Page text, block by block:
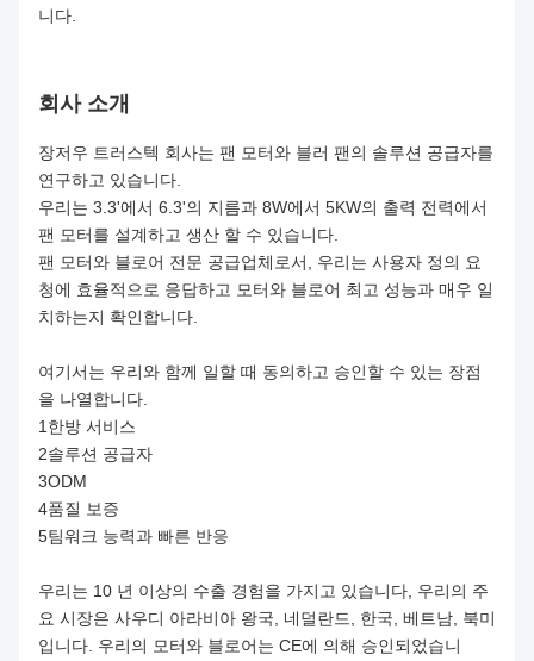
니다.
회사 소개
장저우 트러스텍 회사는 팬 모터와 블러 팬의 솔루션 공급자를
연구하고 있습니다.
우리는 3.3'에서 6.3'의 지름과 8W에서 5KW의 출력 전력에서
팬 모터를 설계하고 생산 할 수 있습니다.
팬 모터와 블로어 전문 공급업체로서, 우리는 사용자 정의 요
청에 효율적으로 응답하고 모터와 블로어 최고 성능과 매우 일
치하는지 확인합니다.
여기서는 우리와 함께 일할 때 동의하고 승인할 수 있는 장점
을 나열합니다.
1한방 서비스
2솔루션 공급자
3ODM
4품질 보증
5팀워크 능력과 빠른 반응
우리는 10 년 이상의 수출 경험을 가지고 있습니다, 우리의 주
요 시장은 사우디 아라비아 왕국, 네덜란드, 한국, 베트남, 북미
입니다. 우리의 모터와 블로어는 CE에 의해 승인되었습니